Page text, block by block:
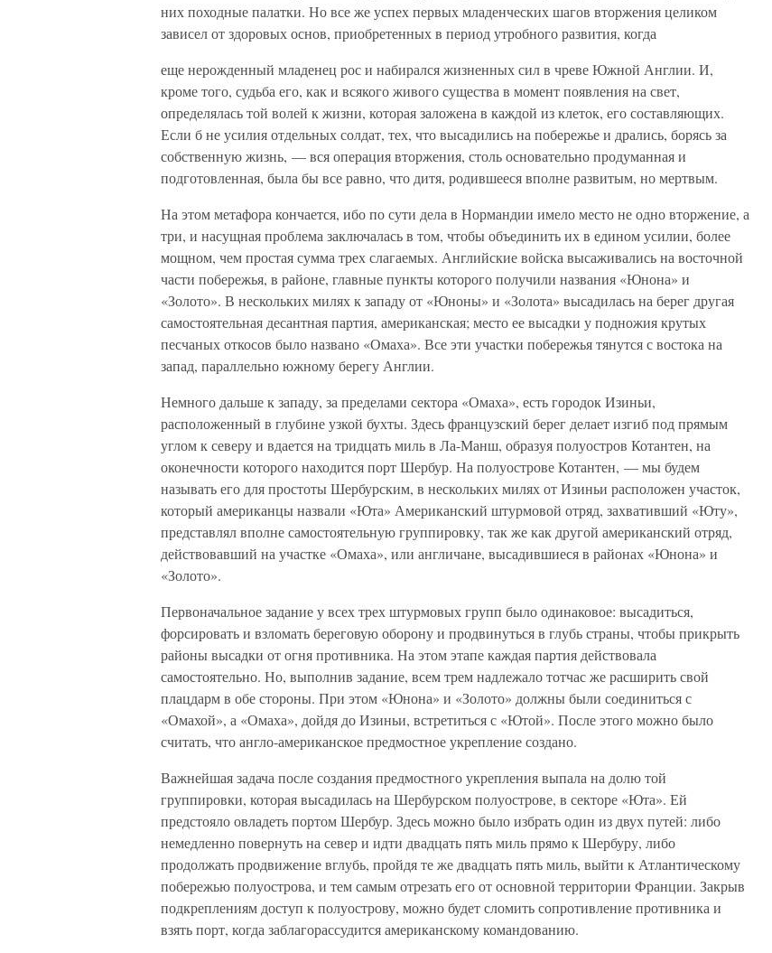
них походные палатки. Но все же успех первых младенческих шагов вторжения целиком
зависел от здоровых основ, приобретенных в период утробного развития, когда
еще нерожденный младенец рос и набирался жизненных сил в чреве Южной Англии. И,
кроме того, судьба его, как и всякого живого существа в момент появления на свет,
определялась той волей к жизни, которая заложена в каждой из клеток, его составляющих.
Если б не усилия отдельных солдат, тех, что высадились на побережье и дрались, борясь за
собственную жизнь, — вся операция вторжения, столь основательно продуманная и
подготовленная, была бы все равно, что дитя, родившееся вполне развитым, но мертвым.
На этом метафора кончается, ибо по сути дела в Нормандии имело место не одно вторжение, а
три, и насущная проблема заключалась в том, чтобы объединить их в едином усилии, более
мощном, чем простая сумма трех слагаемых. Английские войска высаживались на восточной
части побережья, в районе, главные пункты которого получили названия «Юнона» и
«Золото». В нескольких милях к западу от «Юноны» и «Золота» высадилась на берег другая
самостоятельная десантная партия, американская; место ее высадки у подножия крутых
песчаных откосов было названо «Омаха». Все эти участки побережья тянутся с востока на
запад, параллельно южному берегу Англии.
Немного дальше к западу, за пределами сектора «Омаха», есть городок Изиньи,
расположенный в глубине узкой бухты. Здесь французский берег делает изгиб под прямым
углом к северу и вдается на тридцать миль в Ла-Манш, образуя полуостров Котантен, на
оконечности которого находится порт Шербур. На полуострове Котантен, — мы будем
называть его для простоты Шербурским, в нескольких милях от Изиньи расположен участок,
который американцы назвали «Юта» Американский штурмовой отряд, захвативший «Юту»,
представлял вполне самостоятельную группировку, так же как другой американский отряд,
действовавший на участке «Омаха», или англичане, высадившиеся в районах «Юнона» и
«Золото».
Первоначальное задание у всех трех штурмовых групп было одинаковое: высадиться,
форсировать и взломать береговую оборону и продвинуться в глубь страны, чтобы прикрыть
районы высадки от огня противника. На этом этапе каждая партия действовала
самостоятельно. Но, выполнив задание, всем трем надлежало тотчас же расширить свой
плацдарм в обе стороны. При этом «Юнона» и «Золото» должны были соединиться с
«Омахой», а «Омаха», дойдя до Изиньи, встретиться с «Ютой». После этого можно было
считать, что англо-американское предмостное укрепление создано.
Важнейшая задача после создания предмостного укрепления выпала на долю той
группировки, которая высадилась на Шербурском полуострове, в секторе «Юта». Ей
предстояло овладеть портом Шербур. Здесь можно было избрать один из двух путей: либо
немедленно повернуть на север и идти двадцать пять миль прямо к Шербуру, либо
продолжать продвижение вглубь, пройдя те же двадцать пять миль, выйти к Атлантическому
побережью полуострова, и тем самым отрезать его от основной территории Франции. Закрыв
подкреплениям доступ к полуострову, можно будет сломить сопротивление противника и
взять порт, когда заблагорассудится американскому командованию.